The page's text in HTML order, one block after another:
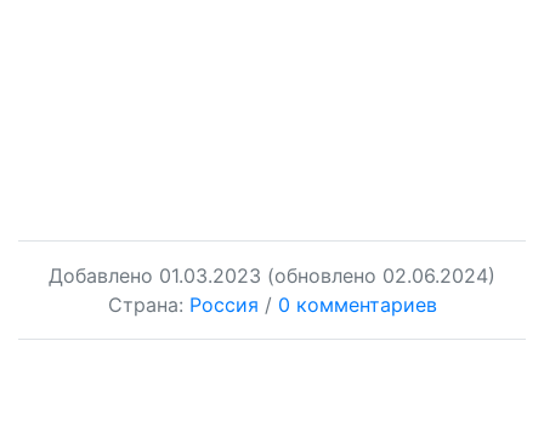
Добавлено 01.03.2023 (обновлено 02.06.2024)
Страна: Россия / 0 комментариев